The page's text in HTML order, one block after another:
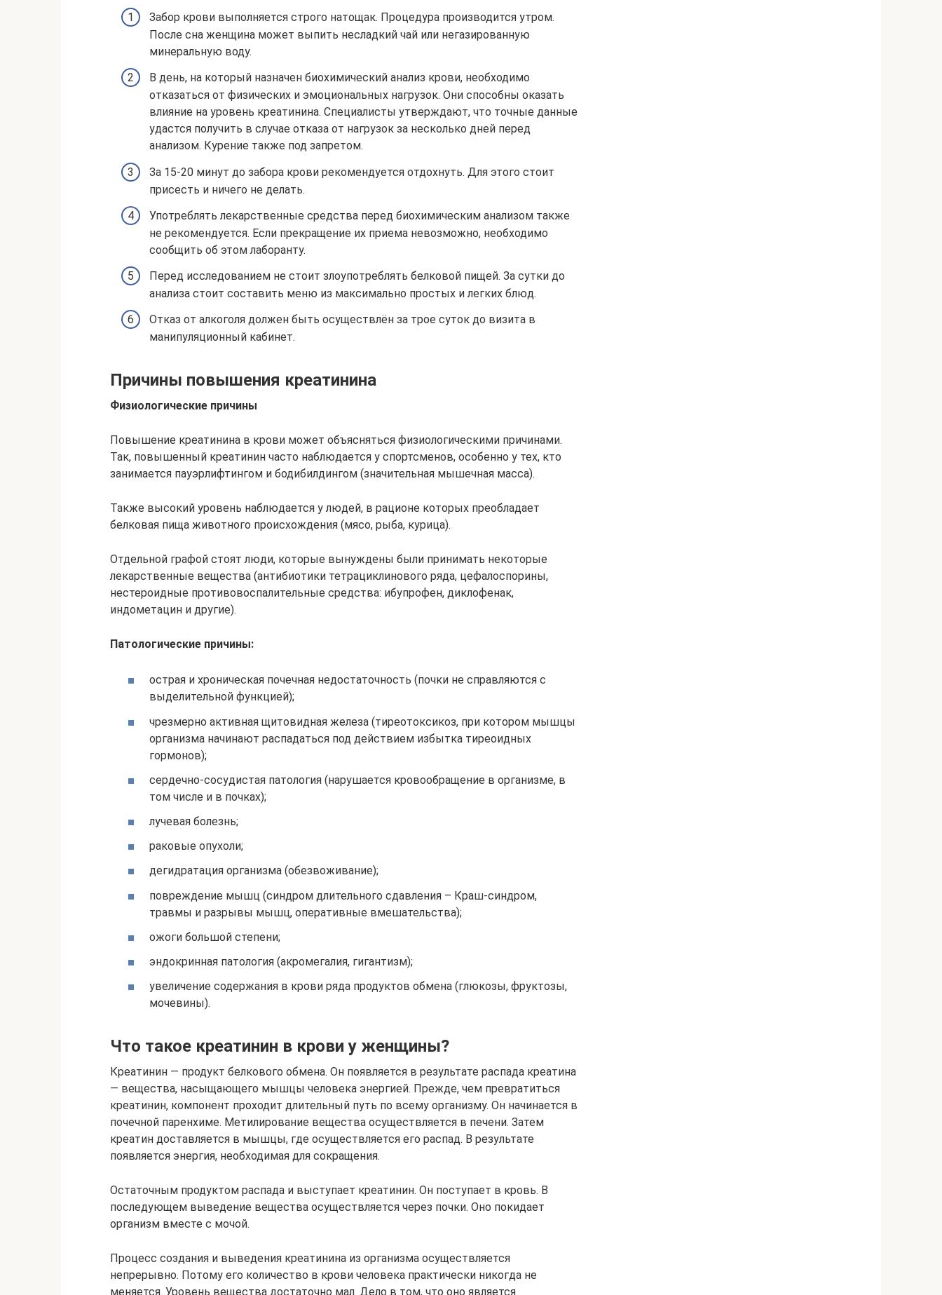
Забор крови выполняется строго натощак. Процедура производится утром.
После сна женщина может выпить несладкий чай или негазированную
минеральную воду.
В день, на который назначен биохимический анализ крови, необходимо
отказаться от физических и эмоциональных нагрузок. Они способны оказать
влияние на уровень креатинина. Специалисты утверждают, что точные данные
удастся получить в случае отказа от нагрузок за несколько дней перед
анализом. Курение также под запретом.
За 15-20 минут до забора крови рекомендуется отдохнуть. Для этого стоит
присесть и ничего не делать.
Употреблять лекарственные средства перед биохимическим анализом также
не рекомендуется. Если прекращение их приема невозможно, необходимо
сообщить об этом лаборанту.
Перед исследованием не стоит злоупотреблять белковой пищей. За сутки до
анализа стоит составить меню из максимально простых и легких блюд.
Отказ от алкоголя должен быть осуществлён за трое суток до визита в
манипуляционный кабинет.
Причины повышения креатинина
Физиологические причины
Повышение креатинина в крови может объясняться физиологическими причинами.
Так, повышенный креатинин часто наблюдается у спортсменов, особенно у тех, кто
занимается пауэрлифтингом и бодибилдингом (значительная мышечная масса).
Также высокий уровень наблюдается у людей, в рационе которых преобладает
белковая пища животного происхождения (мясо, рыба, курица).
Отдельной графой стоят люди, которые вынуждены были принимать некоторые
лекарственные вещества (антибиотики тетрациклинового ряда, цефалоспорины,
нестероидные противовоспалительные средства: ибупрофен, диклофенак,
индометацин и другие).
Патологические причины:
острая и хроническая почечная недостаточность (почки не справляются с
выделительной функцией);
чрезмерно активная щитовидная железа (тиреотоксикоз, при котором мышцы
организма начинают распадаться под действием избытка тиреоидных
гормонов);
сердечно-сосудистая патология (нарушается кровообращение в организме, в
том числе и в почках);
лучевая болезнь;
раковые опухоли;
дегидратация организма (обезвоживание);
повреждение мышц (синдром длительного сдавления – Краш-синдром,
травмы и разрывы мышц, оперативные вмешательства);
ожоги большой степени;
эндокринная патология (акромегалия, гигантизм);
увеличение содержания в крови ряда продуктов обмена (глюкозы, фруктозы,
мочевины).
Что такое креатинин в крови у женщины?
Креатинин — продукт белкового обмена. Он появляется в результате распада креатина
— вещества, насыщающего мышцы человека энергией. Прежде, чем превратиться
креатинин, компонент проходит длительный путь по всему организму. Он начинается в
почечной паренхиме. Метилирование вещества осуществляется в печени. Затем
креатин доставляется в мышцы, где осуществляется его распад. В результате
появляется энергия, необходимая для сокращения.
Остаточным продуктом распада и выступает креатинин. Он поступает в кровь. В
последующем выведение вещества осуществляется через почки. Оно покидает
организм вместе с мочой.
Процесс создания и выведения креатинина из организма осуществляется
непрерывно. Потому его количество в крови человека практически никогда не
меняется. Уровень вещества достаточно мал. Дело в том, что оно является